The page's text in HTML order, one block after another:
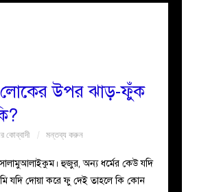
লোকের উপর ঝাড়-ফুঁক
কোব্বাদী মন্তব্য করুন
হুজুর, অন্য ধর্মের কেউ যদি
যদি দোয়া করে ফু দেই তাহলে কি কোন